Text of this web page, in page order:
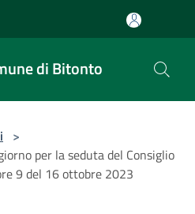
di Bitonto
>
per la seduta del Consiglio
9 del 16 ottobre 2023